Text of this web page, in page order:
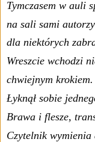
Tymczasem w auli
na sali sami
dla niektórych
Wreszcie wchodzi
chwiejnym krokiem.
Łyknął sobie
Brawa i flesze,
Czytelnik wymienia